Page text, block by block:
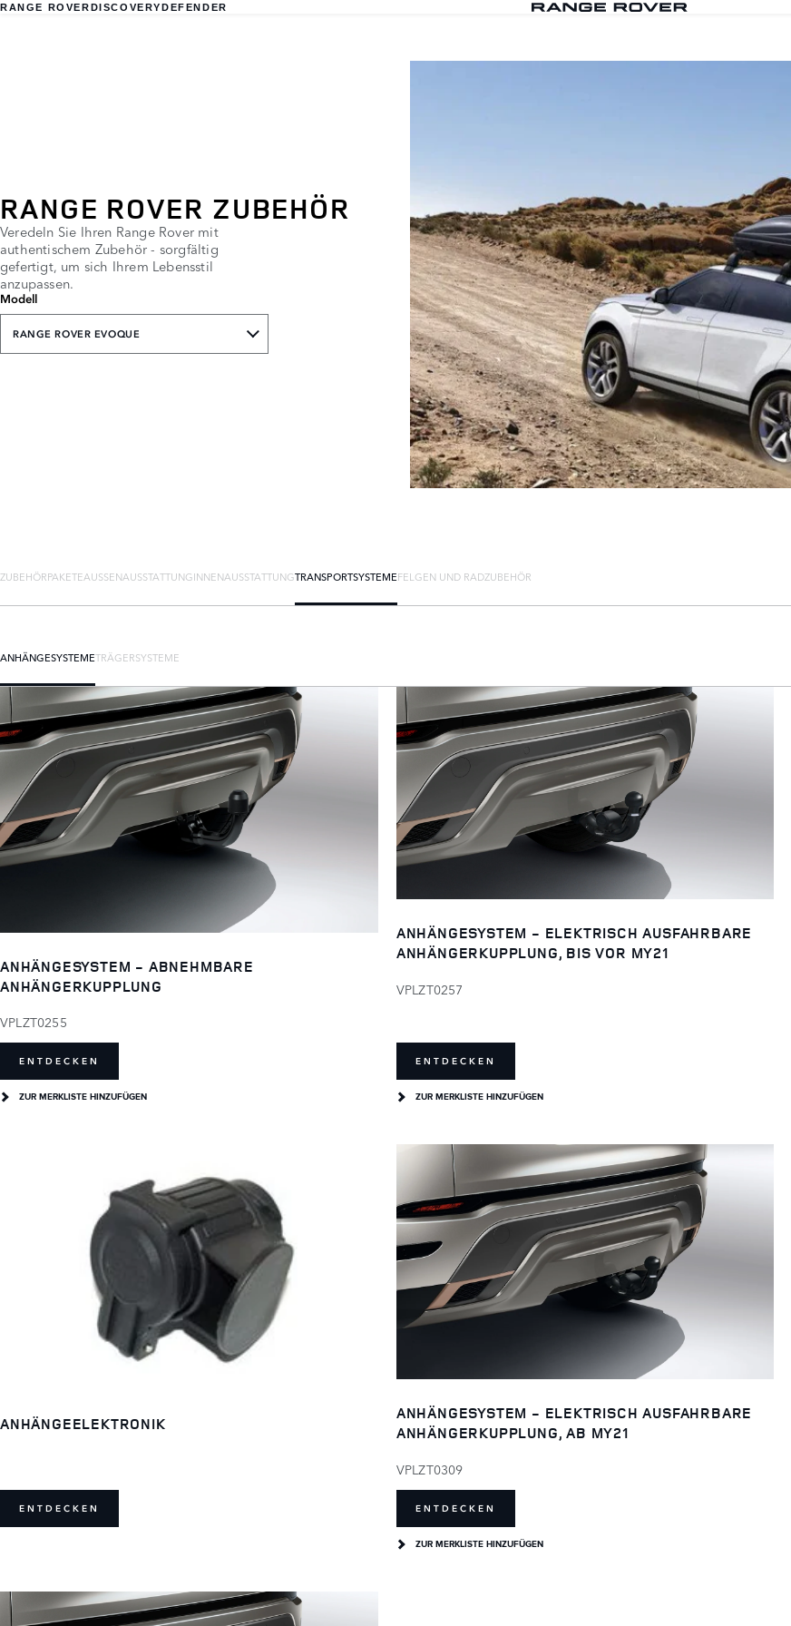
RANGE ROVERDISCOVERYDEFENDER
RANGE ROVER ZUBEHÖR
Veredeln Sie Ihren Range Rover mit
authentischem Zubehör - sorgfältig
gefertigt, um sich Ihrem Lebensstil
anzupassen.
Modell
RANGE ROVER EVOQUE
ZUBEHÖRPAKETEAUSSENAUSSTATTUNG INNENAUSSTATTUNGTRANSPORTSYSTEMEFELGEN UND RADZUBEHÖR
ANHÄNGESYSTEMETRÄGERSYSTEME
ANHÄNGESYSTEM - ABNEHMBARE
ANHÄNGERKUPPLUNG
VPLZT0255
ENTDECKEN
ZUR MERKLISTE HINZUFÜGEN
ANHÄNGESYSTEM - ELEKTRISCH AUSFAHRBARE
ANHÄNGERKUPPLUNG, BIS VOR MY21
VPLZT0257
ENTDECKEN
ZUR MERKLISTE HINZUFÜGEN
ANHÄNGEELEKTRONIK
ENTDECKEN
ANHÄNGESYSTEM - ELEKTRISCH AUSFAHRBARE
ANHÄNGERKUPPLUNG, AB MY21
VPLZT0309
ENTDECKEN
ZUR MERKLISTE HINZUFÜGEN